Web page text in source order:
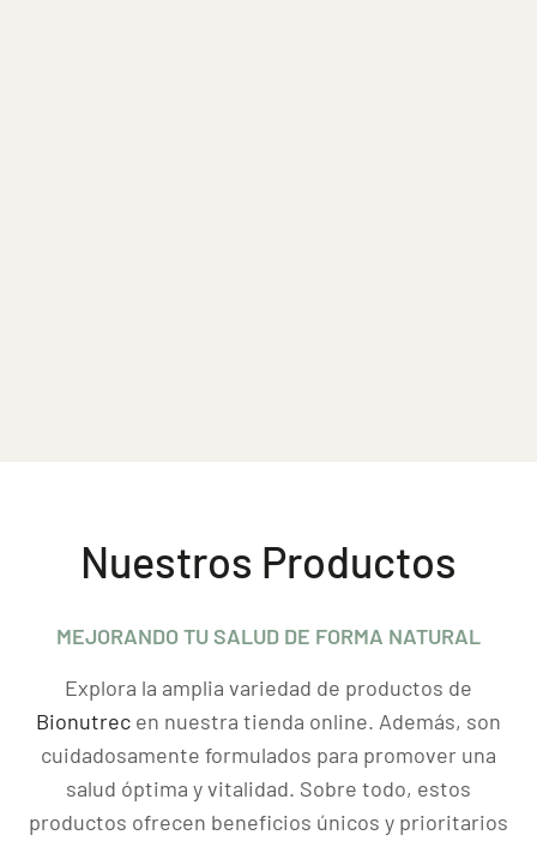
Nuestros Productos
MEJORANDO TU SALUD DE FORMA NATURAL
Explora la amplia variedad de productos de
Bionutrec en nuestra tienda online. Además, son
cuidadosamente formulados para promover una
salud óptima y vitalidad. Sobre todo, estos
productos ofrecen beneficios únicos y prioritarios